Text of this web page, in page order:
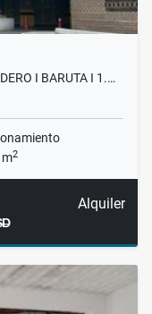
I BARUTA I 1.…
m2
Alquiler